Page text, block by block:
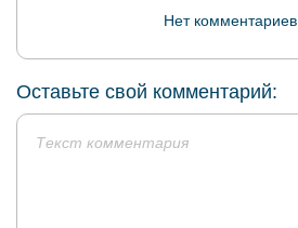
Нет комментариев
Оставьте свой комментарий: